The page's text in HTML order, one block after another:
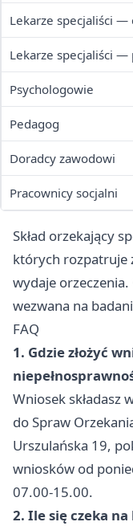
Lekarze specjaliści
Lekarze specjaliści —
Psychologowie
Pedagog
Doradcy zawodowi
Pracownicy socjalni
Skład orzekający
których rozpatruje
wydaje
wezwana na
FAQ
1. Gdzie złożyć
Wniosek składasz
do Spraw
Urszulańska 19,
wniosków od
07.00-15.00.
2. Ile się czeka